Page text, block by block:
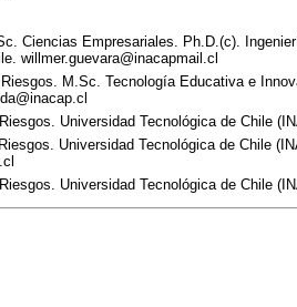
Ciencias Empresariales. Ph.D.(c).
willmer.guevara@inacapmail.cl
M.Sc. Tecnología Educativa e
Universidad Tecnológica de Chile
Universidad Tecnológica de Chile
Universidad Tecnológica de Chile